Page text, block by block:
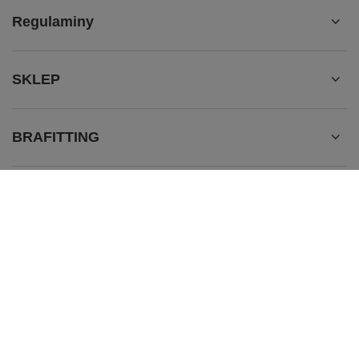
Regulaminy
SKLEP
BRAFITTING